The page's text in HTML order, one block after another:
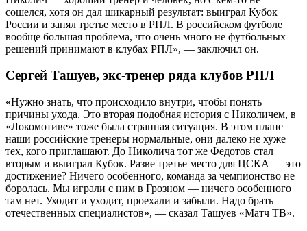
сошелся, хотя он дал шикарный результат: выиграл Кубок
России и занял третье место в РПЛ. В российском футболе
вообще большая проблема, что очень много не футбольных
решений принимают в клубах РПЛ», — заключил он.
Сергей Ташуев, экс-тренер ряда клубов РПЛ
«Нужно знать, что происходило внутри, чтобы понять
причины ухода. Это вторая подобная история с Николичем, в
«Локомотиве» тоже была странная ситуация. В этом плане
наши российские тренеры нормальные, они далеко не хуже
тех, кого приглашают. До Николича тот же Федотов стал
вторым и выиграл Кубок. Разве третье место для ЦСКА — это
достижение? Ничего особенного, команда за чемпионство не
боролась. Мы играли с ним в Грозном — ничего особенного
там нет. Уходит и уходит, проехали и забыли. Надо брать
отечественных специалистов», — сказал Ташуев «Матч ТВ».